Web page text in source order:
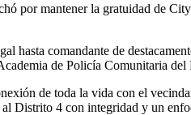
por mantener la gratuidad de
hasta comandante de
de Policía Comunitaria
de toda la vida con el
Distrito 4 con integridad y un